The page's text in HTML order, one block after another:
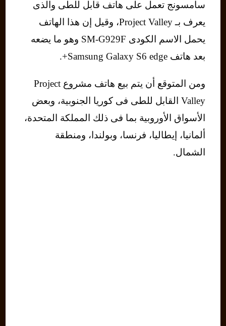
سامسونج تعمل على هاتف قابل للطى والذى
يعرف بـ Project Valley، وقيل إن هذا الهاتف
يحمل الاسم الكودى SM-G929F وهو ما يضعه
بعد هاتف Samsung Galaxy S6 edge+.
ومن المتوقع أن يتم بيع هاتف مشروع Project
Valley القابل للطى فى كوريا الجنوبية، وبعض
الأسواق الأوروبية بما فى ذلك المملكة المتحدة،
ألمانيا، إيطاليا، فرنسا، وبولندا، ومنطقة
الشمال.